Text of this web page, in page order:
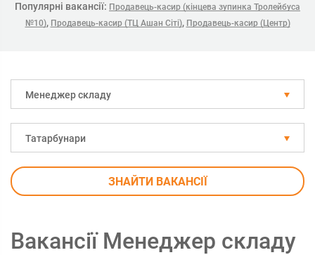
Популярні вакансії: Продавець-касир (кінцева зупинка Тролейбуса
№10), Продавець-касир (ТЦ Ашан Сіті), Продавець-касир (Центр)
Менеджер складу
Татарбунари
ЗНАЙТИ ВАКАНСІЇ
Вакансії Менеджер складу